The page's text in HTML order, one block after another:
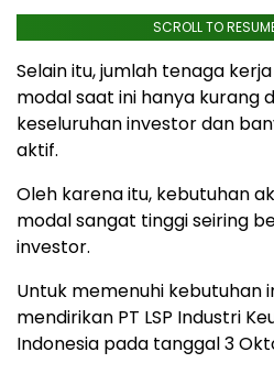
SCROLL TO
Selain itu, jumlah tenaga
modal saat ini hanya kurang
keseluruhan investor dan
aktif.
Oleh karena itu, kebutuhan
modal sangat tinggi seiring
investor.
Untuk memenuhi kebutuhan
mendirikan PT LSP Industri
Indonesia pada tanggal 3